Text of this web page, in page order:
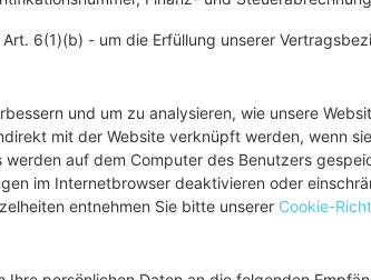
6(1)(b) - um die Erfüllung unserer
und um zu analysieren, wie unsere
mit der Website verknüpft werden, wenn
auf dem Computer des Benutzers
im Internetbrowser deaktivieren oder
entnehmen Sie bitte unserer Cookie-